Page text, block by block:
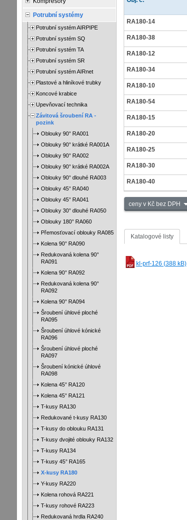
RA180-14
RA180-38
RA180-12
RA180-34
RA180-10
RA180-54
RA180-15
RA180-20
RA180-25
RA180-30
RA180-40
ceny v Kč bez DPH
Katalogové listy
kl-prf-126 (388 kB)
Potrubní systémy
Potrubní systém AIRPIPE
Potrubní systém SQ
Potrubní systém TA
Potrubní systém SR
Potrubní systém AIRnet
Plastové a hliníkové trubky
Koncové krabice
Upevňovací technika
Závitová šroubení RA -
pozink
Oblouky 90° RA001
Oblouky 90° krátké RA001A
Oblouky 90° RA002
Oblouky 90° krátké RA002A
Oblouky 90° dlouhé RA003
Oblouky 45° RA040
Oblouky 45° RA041
Oblouky 30° dlouhé RA050
Oblouky 180° RA060
Přemosťovací oblouky RA085
Kolena 90° RA090
Redukovaná kolena 90°
RA091
Kolena 90° RA092
Redukovaná kolena 90°
RA092
Kolena 90° RA094
Šroubení úhlové ploché
RA095
Šroubení úhlové kónické
RA096
Šroubení úhlové ploché
RA097
Šroubení kónické úhlové
RA098
Kolena 45° RA120
Kolena 45° RA121
T-kusy RA130
Redukované t-kusy RA130
T-kusy do oblouku RA131
T-kusy dvojité oblouky RA132
T-kusy RA134
T-kusy 45° RA165
X-kusy RA180
Y-kusy RA220
Kolena rohová RA221
T-kusy rohové RA223
Redukovaná hrdla RA240